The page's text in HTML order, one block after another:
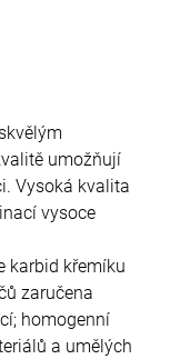
umožňují
Vysoká kvalita
vysoce
karbid křemíku
zaručena
homogenní
a umělých